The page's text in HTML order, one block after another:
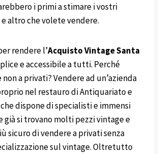
i primi a stimare i vostri
altro che volete vendere.
rendere l’Acquisto VintageSanta
e accessibile a tutti. Perché
non a privati? Vendere ad un’azienda
nel restauro di Antiquariato e
dispone di specialisti e immensi
già si trovano molti pezzi vintage e
sicuro di vendere a privati senza
sul vintage. Oltretutto